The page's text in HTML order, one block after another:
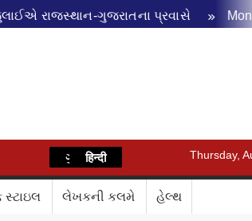
ગુજરાતના પ્રવાસે Monsoon
ગુજરાતી
हिन्दी Thursday,
સ્ટાઇલ લેખકની કલમે હેલ્થ